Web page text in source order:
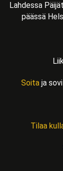
Lahdessa
päässä
Soita ja
Tilaa